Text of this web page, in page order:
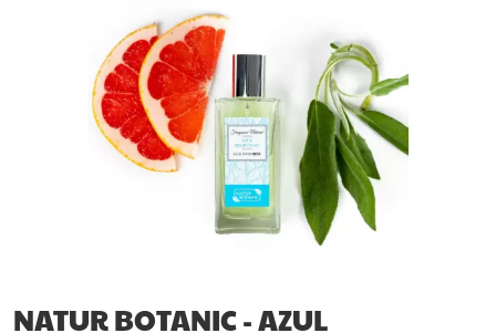
NATUR BOTANIC - AZUL